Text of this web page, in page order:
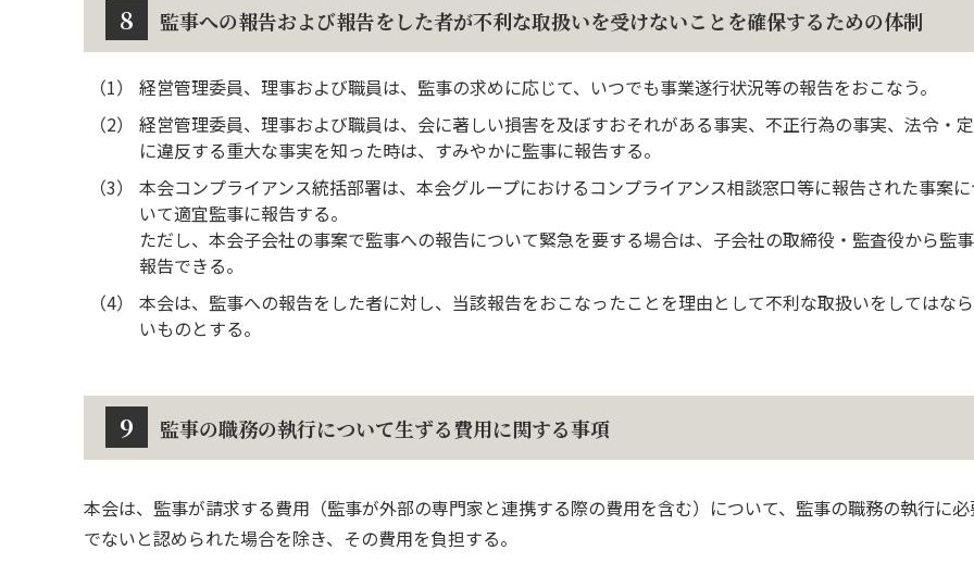
8 監事への報告および報告をした者が不利な取扱いを受けないことを確保するための体制
（1）
経営管理委員、理事および職員は、監事の求めに応じて、いつでも事業遂行状況等の報告をおこなう。
（2）
経営管理委員、理事および職員は、会に著しい損害を及ぼすおそれがある事実、不正行為の事実、法令・
に違反する重大な事実を知った時は、すみやかに監事に報告する。
（3）
本会コンプライアンス統括部署は、本会グループにおけるコンプライアンス相談窓口等に報告された事案
いて適宜監事に報告する。
ただし、本会子会社の事案で監事への報告について緊急を要する場合は、子会社の取締役・監査役から監
報告できる。
（4）
本会は、監事への報告をした者に対し、当該報告をおこなったことを理由として不利な取扱いをしてはな
いものとする。
9 監事の職務の執行について生ずる費用に関する事項
本会は、監事が請求する費用（監事が外部の専門家と連携する際の費用を含む）について、監事の職務の執行に
でないと認められた場合を除き、その費用を負担する。